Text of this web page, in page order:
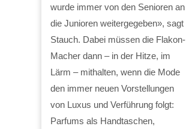
wurde immer von den Senioren an
die Junioren weitergegeben», sagt
Stauch. Dabei müssen die Flakon-
Macher dann – in der Hitze, im
Lärm – mithalten, wenn die Mode
den immer neuen Vorstellungen
von Luxus und Verführung folgt:
Parfums als Handtaschen,